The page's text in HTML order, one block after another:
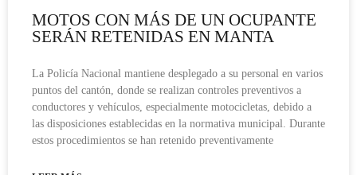
MOTOS CON MÁS DE UN OCUPANTE
SERÁN RETENIDAS EN MANTA
La Policía Nacional mantiene desplegado a su personal en varios
puntos del cantón, donde se realizan controles preventivos a
conductores y vehículos, especialmente motocicletas, debido a
las disposiciones establecidas en la normativa municipal. Durante
estos procedimientos se han retenido preventivamente